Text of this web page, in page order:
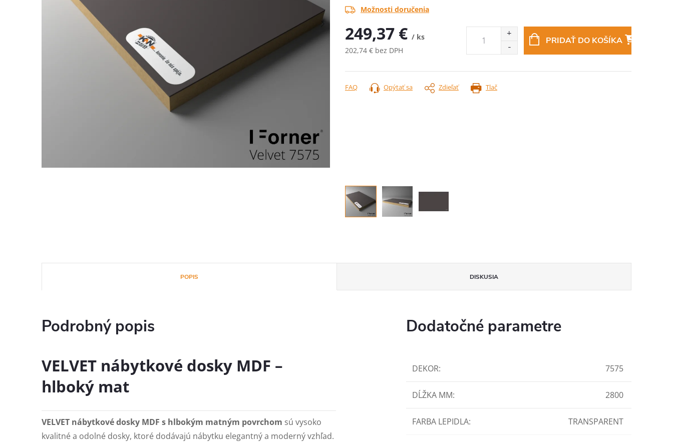
Možnosti doručenia
249,37 € / ks
202,74 € bez DPH
cena:
PRIDAŤ DO KOŠÍKA
Tlač
Opýtať sa Zdieľať
FAQ
POPIS DISKUSIA
Podrobný popis
VELVET nábytkové dosky MDF –
hlboký mat
VELVET nábytkové dosky MDF s hlbokým matným povrchom sú vysoko
kvalitné a odolné dosky, ktoré dodávajú nábytku elegantný a moderný vzhľad.
Dodatočné parametre
DEKOR: 7575
DĹŽKA MM: 2800
FARBA LEPIDLA: TRANSPARENT